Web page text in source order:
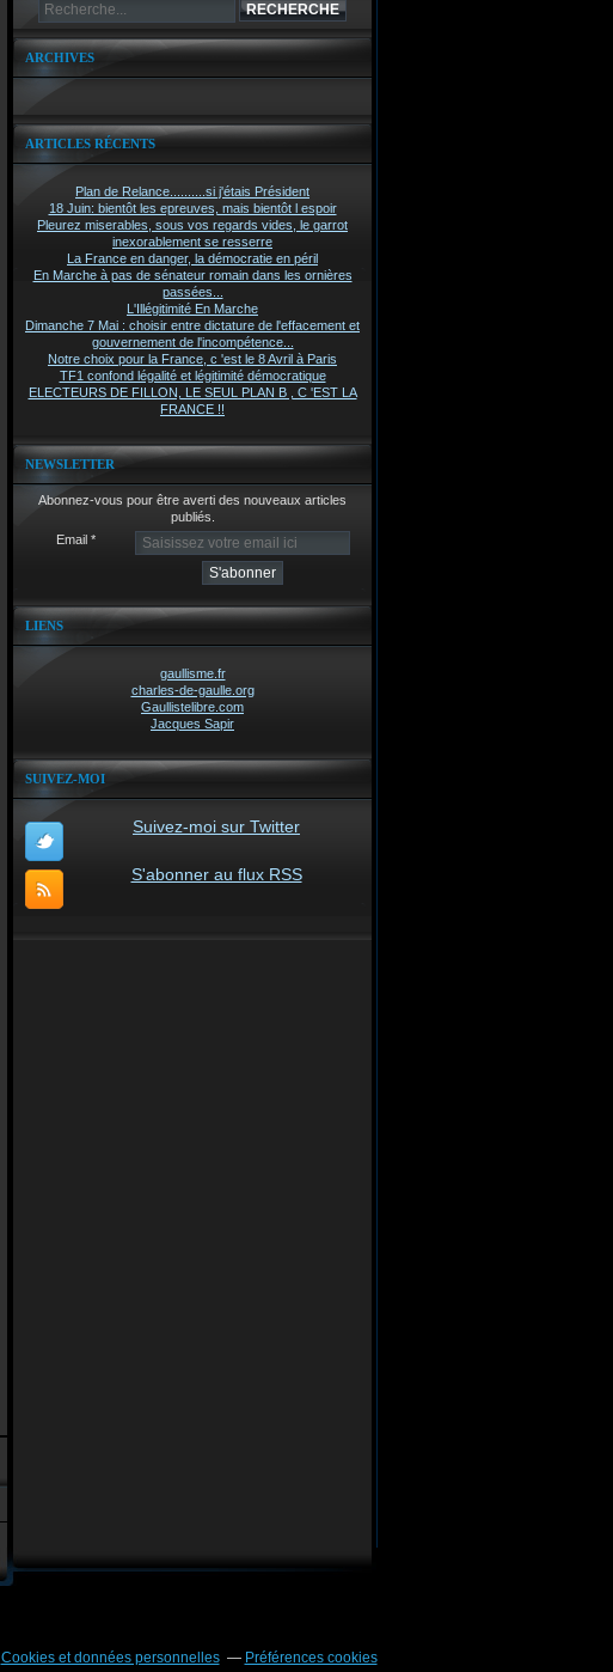
ARCHIVES
ARTICLES RÉCENTS
Plan de Relance..........si j'étais Président
18 Juin: bientôt les epreuves, mais bientôt l espoir
Pleurez miserables, sous vos regards vides, le garrot
inexorablement se resserre
La France en danger, la démocratie en péril
En Marche à pas de sénateur romain dans les ornières
passées...
L'Illégitimité En Marche
Dimanche 7 Mai : choisir entre dictature de l'effacement et
gouvernement de l'incompétence...
Notre choix pour la France, c 'est le 8 Avril à Paris
TF1 confond légalité et légitimité démocratique
ELECTEURS DE FILLON, LE SEUL PLAN B , C 'EST LA
FRANCE !!
NEWSLETTER
Abonnez-vous pour être averti des nouveaux articles
publiés.
Email
LIENS
gaullisme.fr
charles-de-gaulle.org
Gaullistelibre.com
Jacques Sapir
SUIVEZ-MOI
Suivez-moi sur Twitter
S'abonner au flux RSS
Cookies et données personnelles Préférences cookies